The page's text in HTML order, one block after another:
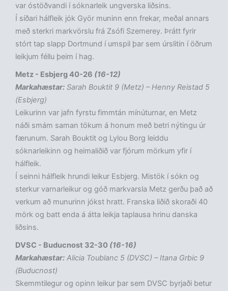
var óstöðvandi í sóknarleik ungverska liðsins.
Í síðari hálfleik jók Györ muninn enn frekar, meðal annars
með sterkri markvörslu frá Zsófi Szemerey. Þrátt fyrir
stórt tap slapp Dortmund í umspil þar sem úrslitin í öðrum
leikjum féllu þeim í hag.
Metz - Esbjerg 40-26 (16-12)
Markahæstar: Sarah Bouktit 9 (Metz) – Henny Reistad 5
(Esbjerg)
Leikurinn var jafn fyrstu fimmtán mínúturnar, en Metz
náði smám saman tökum á honum með betri nýtingu úr
færunum. Sarah Bouktit og Lylou Borg leiddu
sóknarleikinn og heimaliðið var fjórum mörkum yfir í
hálfleik.
Í seinni hálfleik hrundi leikur Esbjerg. Mistök í sókn og
sterkur varnarleikur og góð markvarsla Metz gerðu það að
verkum að munurinn jókst hratt. Franska liðið skoraði 40
mörk og batt enda á átta leikja taplausa hrinu danska
liðsins.
DVSC - Buducnost 32-30 (16-16)
Markahæstar: Alicia Toublanc 5 (DVSC) – Itana Grbic 9
(Buducnost)
Skemmtilegur og opinn leikur þar sem DVSC byrjaði betur